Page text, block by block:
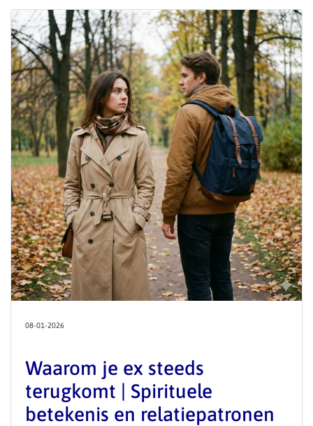
08-01-2026
Waarom je ex steeds
terugkomt | Spirituele
betekenis en relatiepatronen